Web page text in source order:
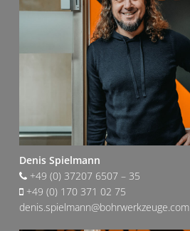
Denis Spielmann
+49 (0) 37207 6507 – 35
+49 (0) 170 371 02 75
denis.spielmann@bohrwerkzeuge.com